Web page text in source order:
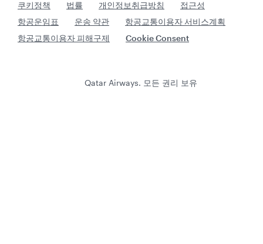
쿠키정책 법률 개인정보취급방침
접근성
항공운임표
운송 약관
항공교통이용자 서비스계획
항공교통이용자 피해구제
Cookie Consent
Qatar Airways. 모든 권리 보유